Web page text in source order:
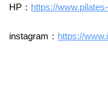
HP： https://
instagram： https://